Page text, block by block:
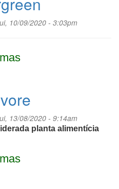
10/09/2020 - 3:03pm
13/08/2020 - 9:14am
planta alimentícia